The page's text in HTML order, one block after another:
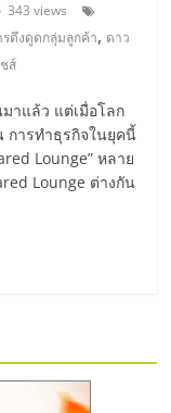
343 views
รดึงดูดกลุ่มลูกค้า, ดาว
ส์
มาแล้ว แต่เมื่อโลก
การทำธุรกิจในยุคนี้
Lounge” หลาย
Lounge ต่างกัน